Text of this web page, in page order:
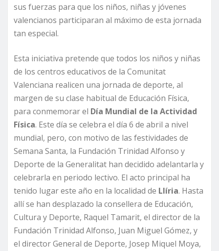
sus fuerzas para que los niños, niñas y jóvenes
valencianos participaran al máximo de esta jornada
tan especial.
Esta iniciativa pretende que todos los niños y niñas
de los centros educativos de la Comunitat
Valenciana realicen una jornada de deporte, al
margen de su clase habitual de Educación Física,
para conmemorar el Día Mundial de la Actividad
Física. Este día se celebra el día 6 de abril a nivel
mundial, pero, con motivo de las festividades de
Semana Santa, la Fundación Trinidad Alfonso y
Deporte de la Generalitat han decidido adelantarla y
celebrarla en periodo lectivo. El acto principal ha
tenido lugar este año en la localidad de Llíria. Hasta
allí se han desplazado la consellera de Educación,
Cultura y Deporte, Raquel Tamarit, el director de la
Fundación Trinidad Alfonso, Juan Miguel Gómez, y
el director General de Deporte, Josep Miquel Moya,